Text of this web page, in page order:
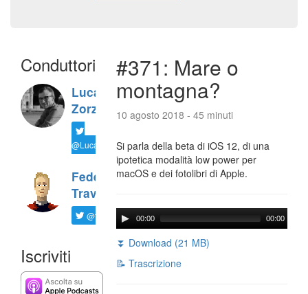
Conduttori
Luca
Zorzi
@LucaTNT
Federico
Travaini
@ftrava
Iscriviti
#371: Mare o
montagna?
10 agosto 2018 - 45 minuti
Si parla della beta di iOS 12, di una
ipotetica modalità low power per
macOS e dei fotolibri di Apple.
00:00 00:00
⏬ Download (21 MB)
📝 Trascrizione